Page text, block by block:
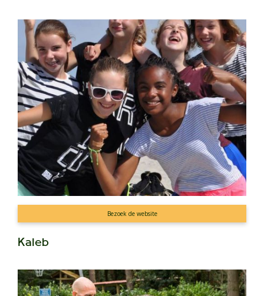
Bezoek de website
Kaleb